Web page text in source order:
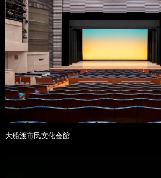
大船渡市民文化会館